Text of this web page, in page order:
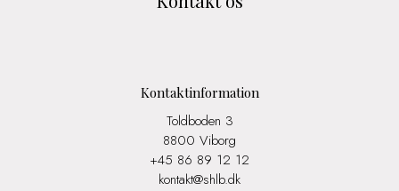
Kontaktinformation
Toldboden 3
8800 Viborg
+45 86 89 12 12
kontakt@shlb.dk